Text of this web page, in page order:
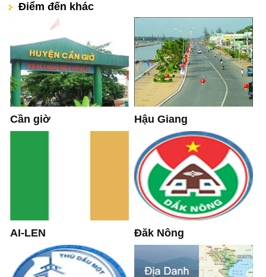
Điểm đến khác
Cần giờ Hậu Giang
AI-LEN Đăk Nông